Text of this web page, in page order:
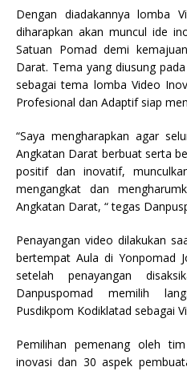
Dengan diadakannya lomba
diharapkan akan muncul ide
Satuan Pomad demi
Darat. Tema yang diusung
sebagai tema lomba Video
Profesional dan Adaptif siap
“Saya mengharapkan agar
Angkatan Darat berbuat serta
positif dan inovatif,
mengangkat dan
Angkatan Darat, “ tegas
Penayangan video dilakukan
bertempat Aula di Yonpomad
setelah penayangan
Danpuspomad memilih
Pusdikpom Kodiklatad sebagai
Pemilihan pemenang oleh
inovasi dan 30 aspek